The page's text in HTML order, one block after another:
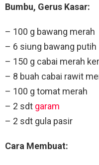
Bumbu, Gerus Kasar:
– 100 g bawang merah
– 6 siung bawang putih
– 150 g cabai merah
– 8 buah cabai rawit
– 100 g tomat merah
– 2 sdt garam
– 2 sdt gula pasir
Cara Membuat: